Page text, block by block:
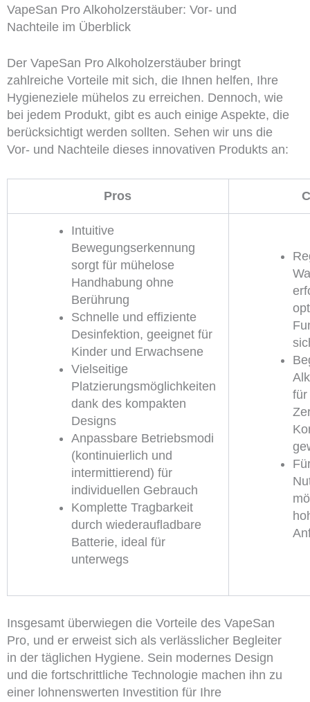
VapeSan Pro Alkoholzerstäuber: Vor- und
Nachteile im Überblick
Der VapeSan Pro Alkoholzerstäuber bringt
zahlreiche Vorteile mit sich, die Ihnen helfen, Ihre
Hygieneziele mühelos zu erreichen. Dennoch, wie
bei jedem Produkt, gibt es auch einige Aspekte, die
berücksichtigt werden sollten. Sehen wir uns die
Vor- und Nachteile dieses innovativen Produkts an:
Pros
Intuitive
Bewegungserkennung
sorgt für mühelose
Handhabung ohne
Berührung
Schnelle und effiziente
Desinfektion, geeignet für
Kinder und Erwachsene
Vielseitige
Platzierungsmöglichkeiten
dank des kompakten
Designs
Anpassbare Betriebsmodi
(kontinuierlich und
intermittierend) für
individuellen Gebrauch
Komplette Tragbarkeit
durch wiederaufladbare
Batterie, ideal für
unterwegs
für
Insgesamt überwiegen die Vorteile des VapeSan
Pro, und er erweist sich als verlässlicher Begleiter
in der täglichen Hygiene. Sein modernes Design
und die fortschrittliche Technologie machen ihn zu
einer lohnenswerten Investition für Ihre